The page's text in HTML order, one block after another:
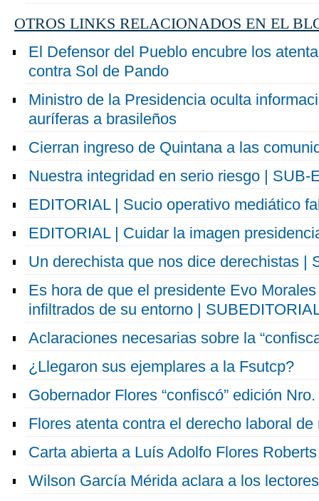
OTROS LINKS RELACIONADOS EN EL
El Defensor del Pueblo encubre los
contra Sol de Pando
Ministro de la Presidencia oculta
auríferas a brasileños
Cierran ingreso de Quintana a las
Nuestra integridad en serio riesgo | SUB-
EDITORIAL | Sucio operativo mediático
EDITORIAL | Cuidar la imagen
Un derechista que nos dice derechistas |
Es hora de que el presidente Evo
infiltrados de su entorno |
Aclaraciones necesarias sobre la
¿Llegaron sus ejemplares a la Fsutcp?
Gobernador Flores “confiscó” edición
Flores atenta contra el derecho laboral
Carta abierta a Luís Adolfo Flores Roberts
Wilson García Mérida aclara a los